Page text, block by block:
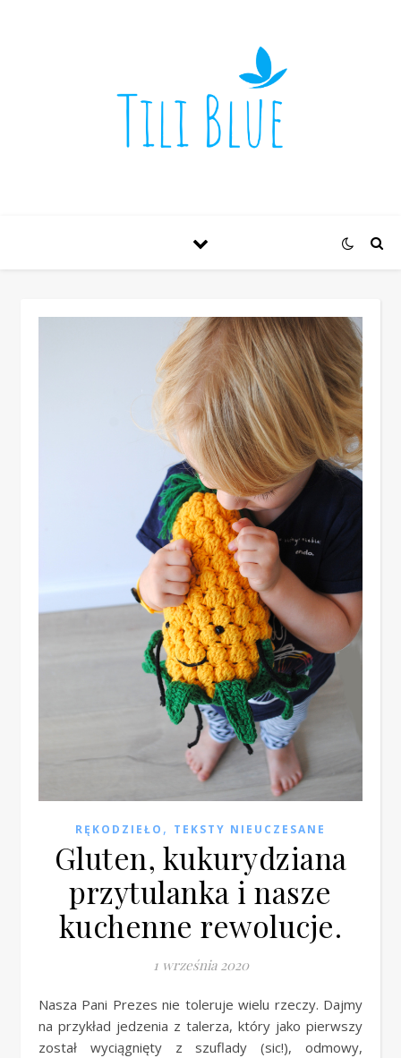
RĘKODZIEŁO , TEKSTY NIEUCZESANE
Gluten, kukurydziana
przytulanka i nasze
kuchenne rewolucje.
1 września 2020
Nasza Pani Prezes nie toleruje wielu rzeczy. Dajmy
na przykład jedzenia z talerza, który jako pierwszy
został wyciągnięty z szuflady (sic!), odmowy,